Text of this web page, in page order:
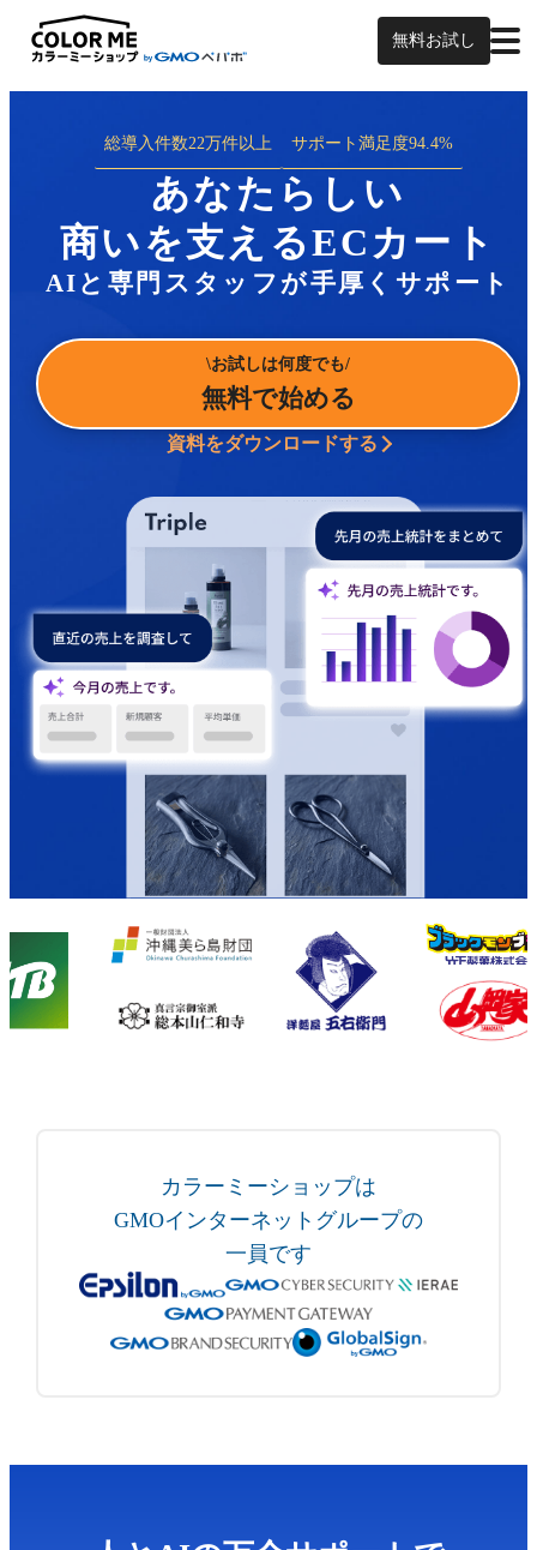
無料お試し
総導入件数22万件以上 サポート満足度94.4%
あなたらしい
商いを支えるECカート
AIと専門スタッフが手厚くサポート
お試しは何度でも
無料で始める
資料をダウンロードする
カラーミーショップは
GMOインターネットグループの
一員です